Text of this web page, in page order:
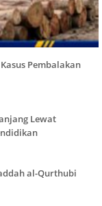
Pembalakan
Lewat
al-Qurthubi